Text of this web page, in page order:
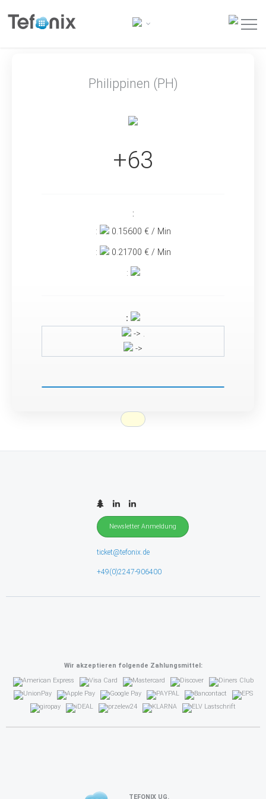
Philippinen (PH)
+63
:
:
0.15600 € / Min
: 0.21700 € / Min
:
:
-> .
->
Newsletter Anmeldung
ticket@tefonix.de
+49(0)2247-906400
Wir akzeptieren folgende Zahlungsmittel:
TEFONIX UG.